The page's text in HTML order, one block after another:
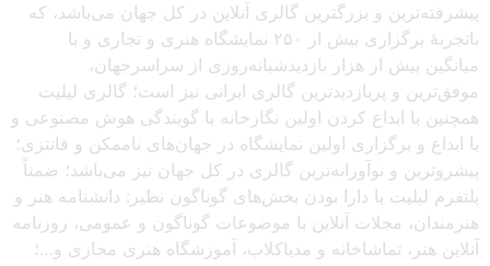
پیشرفته‌ترین و بزرگترین گالری آنلاین در کل جهان می‌باشد، که
باتجربهٔ برگزاری بیش از ۲۵۰ نمایشگاه هنری و تجاری و با
میانگین بیش از هزار بازدیدشبانه‌روزی از سراسرجهان،
موفق‌ترین و پربازدیدترین گالری ایرانی نیز است؛ گالری لیلیت
همچنین با ابداع کردن اولین نگارخانه با گویندگی هوش مصنوعی و
با ابداع و برگزاری اولین نمایشگاه در جهان‌های ناممکن و فانتزی؛
پیشروترین و نوآورانه‌ترین گالری در کل جهان نیز می‌باشد؛ ضمناً
پلتفرم لیلیت با دارا بودن بخش‌های گوناگون نظیر: دانشنامه هنر و
هنرمندان، مجلات آنلاین با موضوعات گوناگون و عمومی، روزنامه
آنلاین هنر، تماشاخانه و مدیاکلاب، آموزشگاه هنری مجازی و…؛